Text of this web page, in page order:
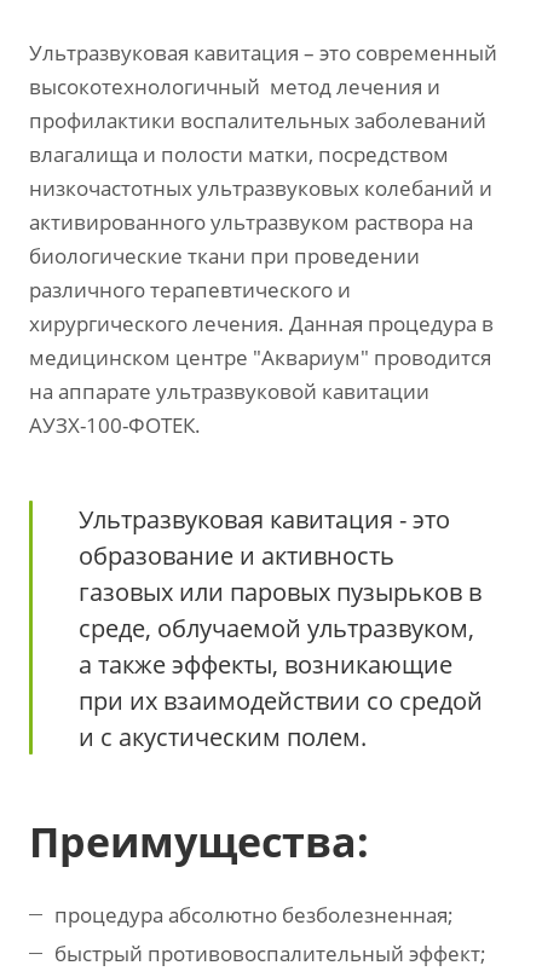
Ультразвуковая кавитация – это современный
высокотехнологичный метод лечения и
профилактики воспалительных заболеваний
влагалища и полости матки, посредством
низкочастотных ультразвуковых колебаний и
активированного ультразвуком раствора на
биологические ткани при проведении
различного терапевтического и
хирургического лечения. Данная процедура в
медицинском центре "Аквариум" проводится
на аппарате ультразвуковой кавитации
АУЗХ-100-ФОТЕК.
Ультразвуковая кавитация - это
образование и активность
газовых или паровых пузырьков в
среде, облучаемой ультразвуком,
а также эффекты, возникающие
при их взаимодействии со средой
и с акустическим полем.
Преимущества:
процедура абсолютно безболезненная;
быстрый противовоспалительный эффект;